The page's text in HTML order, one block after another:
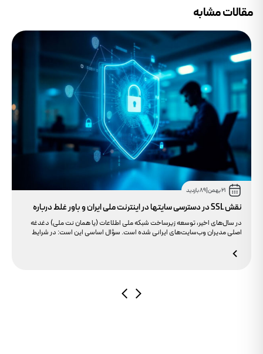
مقالات مشابه
21 بهمن |89 بازدید
نقش SSL در دسترسی سایتها در اینترنت ملی ایران و باور غلط درباره
دامنه های IR
در سال‌های اخیر، توسعه زیرساخت شبکه ملی اطلاعات (یا همان نت ملی) دغدغه
اصلی مدیران وب‌سایت‌های ایرانی شده است. سؤال اساسی این است: در شرایط